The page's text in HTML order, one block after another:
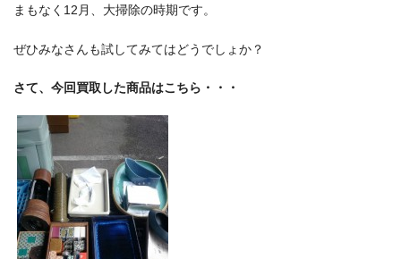
まもなく12月、大掃除の時期です。
ぜひみなさんも試してみてはどうでしょか？
さて、今回買取した商品はこちら・・・